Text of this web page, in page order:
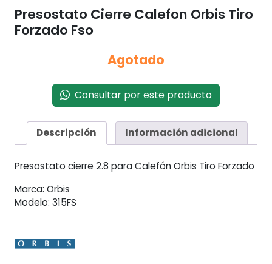
Presostato Cierre Calefon Orbis Tiro
Forzado Fso
Agotado
Consultar por este producto
Descripción Información adicional
Presostato cierre 2.8 para Calefón Orbis Tiro Forzado
Marca: Orbis
Modelo: 315FS